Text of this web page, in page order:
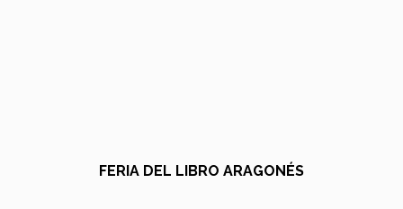
FERIA DEL LIBRO ARAGONÉS